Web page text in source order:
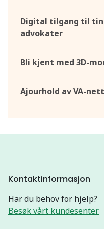
Digital tilgang til
advokater
Bli kjent med 3D-
Ajourhold av VA-
Kontaktinformasjon
Har du behov for hjelp?
Besøk vårt kundesenter